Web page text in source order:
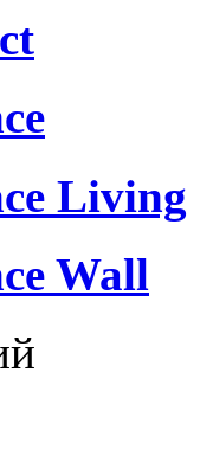
Living
Wall